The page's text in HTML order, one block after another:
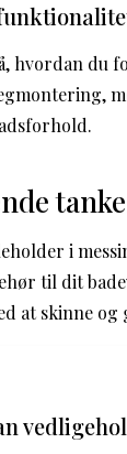
hvordan du
i
til dit
at skinne og